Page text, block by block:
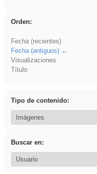
Orden:
Fecha (recientes)
Fecha (antiguos)
Visualizaciones
Título
Tipo de contenido:
Buscar en: